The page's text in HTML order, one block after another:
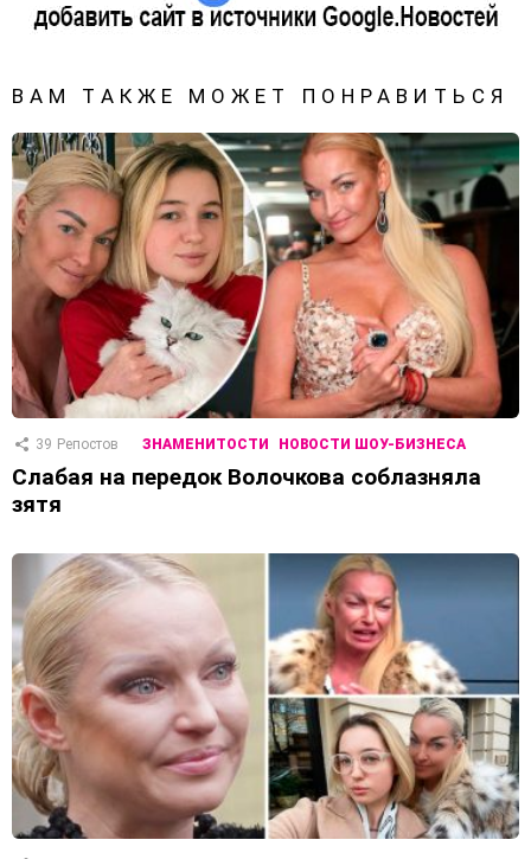
ВАМ ТАКЖЕ МОЖЕТ ПОНРАВИТЬСЯ
39 Репостов ЗНАМЕНИТОСТИ НОВОСТИ ШОУ-БИЗНЕСА
Слабая на передок Волочкова соблазняла
зятя